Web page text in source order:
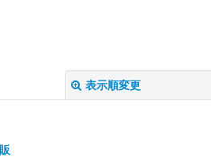
表示順変更